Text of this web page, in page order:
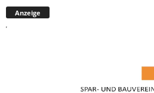
Anzeige